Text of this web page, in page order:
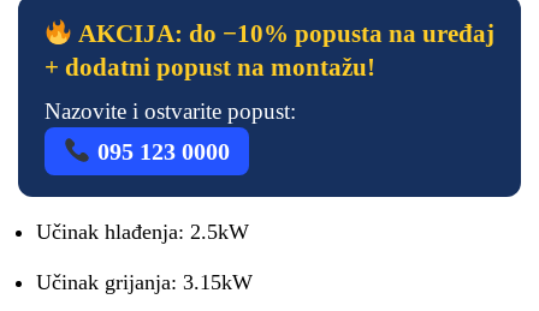
AKCIJA: do −10% popusta na uređaj
+ dodatni popust na montažu!
Nazovite i ostvarite popust:
095 123 0000
Učinak hlađenja: 2.5kW
Učinak grijanja: 3.15kW